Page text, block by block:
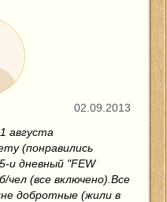
02.09.2013
августа
(понравились
и дневный "FEW
чел (все включено).Все
добротные (жили в